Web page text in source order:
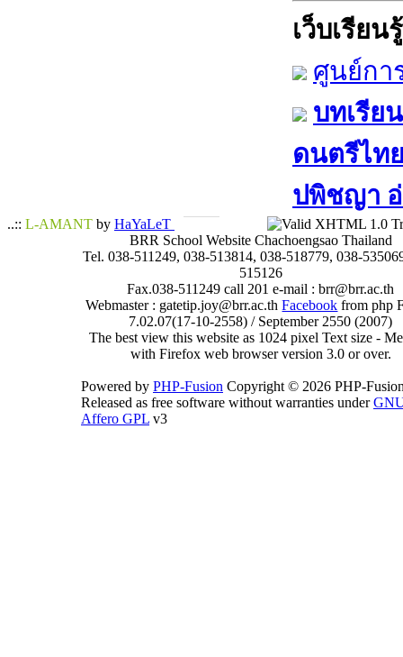
เว็บเรียนรู้
ศูนย์กา
บทเรีย
ดนตรีไท
ปพิชญา​ อ่
..:: L-AMANT by HaYaLeT
BRR School Website Chachoengsao Thailand
Tel. 038-511249, 038-513814, 038-518779, 038-
515126
Fax.038-511249 call 201 e-mail : brr@brr.ac.th
Webmaster : gatetip.joy@brr.ac.thFacebook from php
7.02.07(17-10-2558) / September 2550 (2007)
The best view this website as 1024 pixel Text size -
with Firefox web browser version 3.0 or over.
Powered by PHP-Fusion Copyright © 2026 PHP-
Released as free software without warranties under
Affero GPL v3